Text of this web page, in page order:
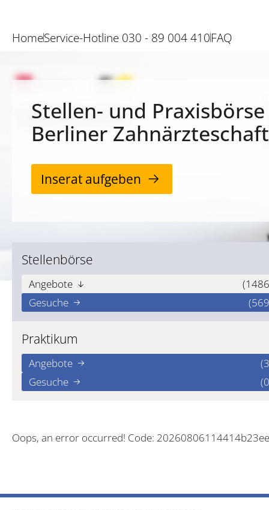
HomeService-Hotline 030 - 89 004 410FAQ
Stellen- und
Berliner Zahnärzteschaft
Inserat aufgeben
Stellenbörse
Angebote
Gesuche
Praktikum
Angebote
Gesuche
Oops, an error occurred! Code: